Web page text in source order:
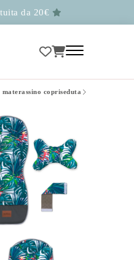
da 20€
materassino copriseduta